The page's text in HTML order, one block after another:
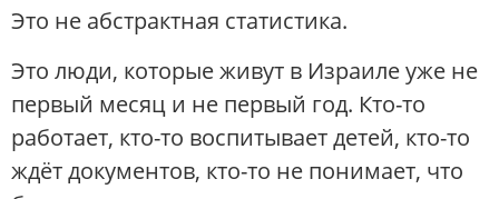
Это не абстрактная статистика.
Это люди, которые живут в Израиле уже не
первый месяц и не первый год. Кто-то
работает, кто-то воспитывает детей, кто-то
ждёт документов, кто-то не понимает, что